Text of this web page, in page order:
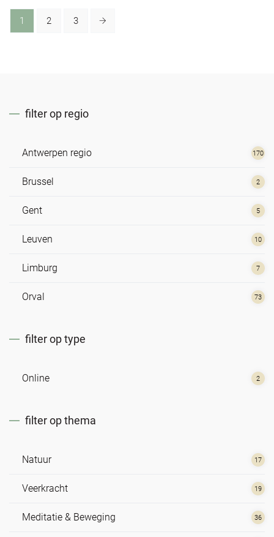
1 2 3
filter op regio
Antwerpen regio 170
Brussel 2
Gent 5
Leuven 10
Limburg 7
Orval 73
filter op type
Online 2
filter op thema
Natuur 17
Veerkracht 19
Meditatie & Beweging 36